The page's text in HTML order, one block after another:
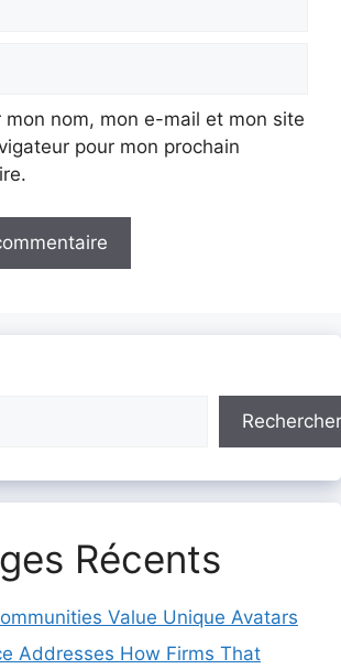
mon nom, mon e-mail et mon site
pour mon prochain
Rechercher
Récents
Value Unique Avatars
Addresses How Firms That